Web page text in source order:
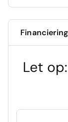
Financiering
Let